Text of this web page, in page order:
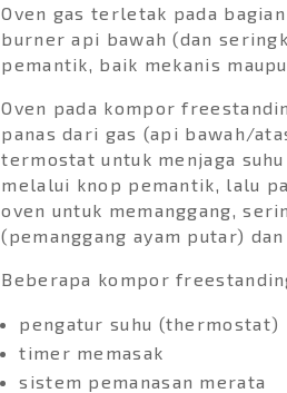
Oven gas terletak pada
burner api bawah (dan
pemantik, baik mekanis
Oven pada kompor
panas dari gas (api bawah/
termostat untuk menjaga
melalui knop pemantik, lalu
oven untuk memanggang,
(pemanggang ayam putar)
Beberapa kompor
pengatur suhu (thermostat)
timer memasak
sistem pemanasan merata